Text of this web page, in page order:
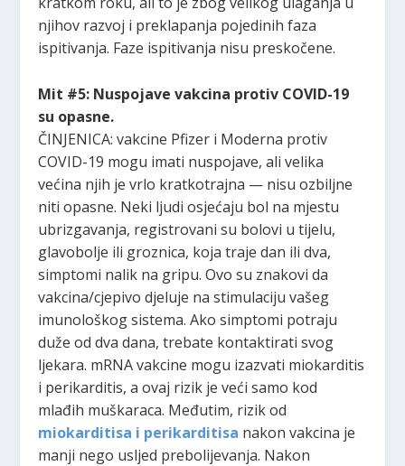
njihov razvoj i preklapanja pojedinih faza
ispitivanja. Faze ispitivanja nisu preskočene.
Mit #5: Nuspojave vakcina protiv COVID-19
su opasne.
ČINJENICA: vakcine Pfizer i Moderna protiv
COVID-19 mogu imati nuspojave, ali velika
većina njih je vrlo kratkotrajna — nisu ozbiljne
niti opasne. Neki ljudi osjećaju bol na mjestu
ubrizgavanja, registrovani su bolovi u tijelu,
glavobolje ili groznica, koja traje dan ili dva,
simptomi nalik na gripu. Ovo su znakovi da
vakcina/cjepivo djeluje na stimulaciju vašeg
imunološkog sistema. Ako simptomi potraju
duže od dva dana, trebate kontaktirati svog
ljekara. mRNA vakcine mogu izazvati miokarditis
i perikarditis, a ovaj rizik je veći samo kod
mlađih muškaraca. Međutim, rizik od
miokarditisa i perikarditisa nakon vakcina je
manji nego usljed prebolijevanja. Nakon